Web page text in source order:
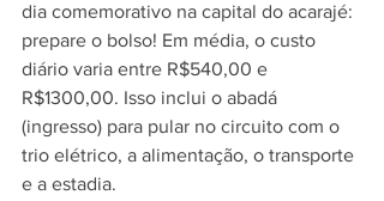
dia comemorativo na capital do acarajé:
prepare o bolso! Em média, o custo
diário varia entre R$540,00 e
R$1300,00. Isso inclui o abadá
(ingresso) para pular no circuito com o
trio elétrico, a alimentação, o transporte
e a estadia.